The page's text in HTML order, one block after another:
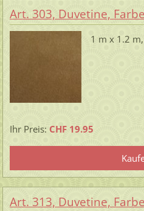
Art. 303, Duvetine,
1 m x 1.2
Ihr Preis: CHF 19.95
Art. 313, Duvetine,